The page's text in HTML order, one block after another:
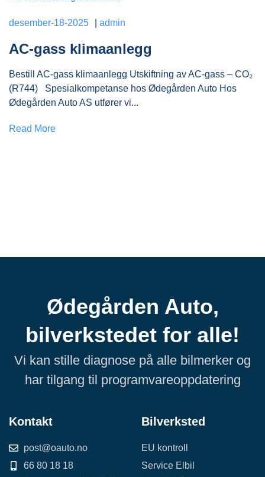
desember-18-2025 admin
AC-gass klimaanlegg
Bestill AC-gass klimaanlegg Utskiftning av AC-gass – CO₂
(R744) Spesialkompetanse hos Ødegården Auto Hos
Ødegården Auto AS utfører vi...
Read More
Ødegården Auto,
bilverkstedet for alle!
Vi kan stille diagnose på alle bilmerker og
har tilgang til programvareoppdatering
Kontakt
post@oauto.no
66 80 18 18
Bilverksted
EU kontroll
Service Elbil